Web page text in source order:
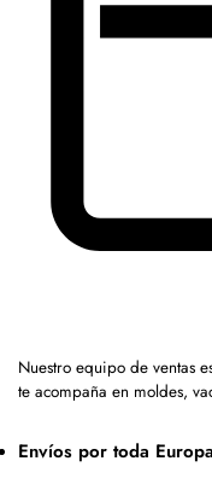
Nuestro equipo de ventas
te acompaña en moldes,
Envíos por toda Europa